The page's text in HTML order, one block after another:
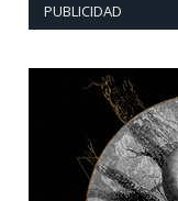
PUBLICIDAD